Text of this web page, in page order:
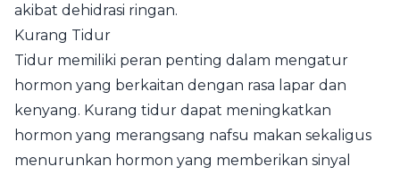
akibat dehidrasi ringan.
Kurang Tidur
Tidur memiliki peran penting dalam mengatur
hormon yang berkaitan dengan rasa lapar dan
kenyang. Kurang tidur dapat meningkatkan
hormon yang merangsang nafsu makan sekaligus
menurunkan hormon yang memberikan sinyal